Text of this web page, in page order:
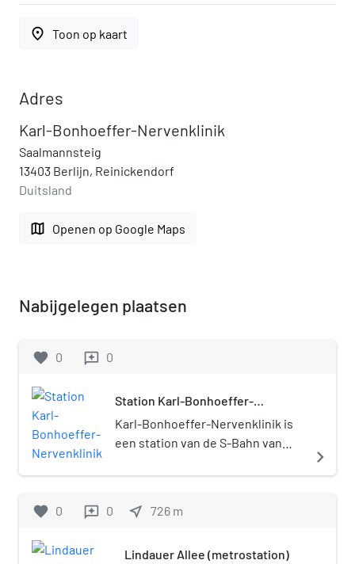
place Toon op kaart
Adres
Karl-Bonhoeffer-Nervenklinik
Saalmannsteig
13403 Berlijn, Reinickendorf
Duitsland
map Openen op Google Maps
Nabijgelegen plaatsen
favorite 0 reviews 0
Station Karl-Bonhoeffer-
Karl-Bonhoeffer-Nervenklinik is
een station van de S-Bahn van
de Berlijnse stadsdelen Wittenau
gelijknamige ziekenhuis. Het
1 oktober 1893 aan de Kremmener
navigate_next
favorite 0 reviews 0 near_me 726 m
Lindauer Allee (metrostation)